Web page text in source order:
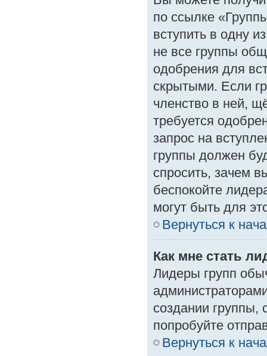
по ссылке
вступить в одну
не все группы
одобрения для
скрытыми. Если
членство в ней,
требуется
запрос на
группы должен
спросить, зачем
беспокойте
могут быть для
Вернуться к
Как мне стать
Лидеры групп
создании группы,
попробуйте
Вернуться к